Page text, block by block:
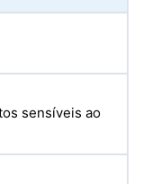
sensíveis ao